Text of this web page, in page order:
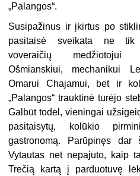
„Palangos“.
Susipažinus ir įkirtus po
pasitaisė sveikata ne tik
voveraičių medžiotojui
Ošmianskiui, mechanikui
Omarui Chajamui, bet ir
„Palangos“ trauktinė turėjo
Galbūt todėl, vieningai
pasitaisytų, kolūkio
gastronomą. Parūpinęs dar
Vytautas net nepajuto, kaip
Trečią kartą į parduotuvę